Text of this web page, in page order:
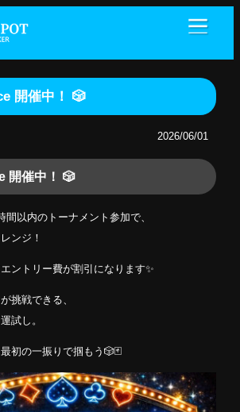
開催中！ 🎲
2026/06/01
開催中！ 🎲
間以内のトーナメント参加で、
ンジ！
ントリー費が割引になります✨
挑戦できる、
試し。
初の一振りで掴もう🎲🃏